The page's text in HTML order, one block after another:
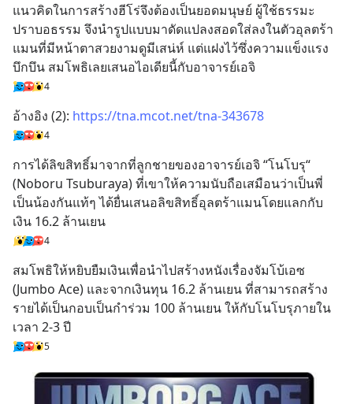
แนวคิดในการสร้างฮีโร่จึงต้องเป็นยอดมนุษย์ ผู้ใช้ธรรมะ
ปราบอธรรม จึงนำรูปแบบมาดัดแปลงสอดใส่ลงในตัวอุลตร้า
แมนที่มีหน้าตาสวยงามดูมีเสน่ห์ แต่แฝงไว้ซึ่งความแข็งแรง
บึกบึน สมโพธิเลยเสนอไอเดียนี้กับอาจารย์เอจิ
4
อ้างอิง (2): https://tna.mcot.net/tna-343678
4
การได้ลิขสิทธิ์มาจากที่ลูกชายของอาจารย์เอจิ “โนโบรุ“
(Noboru Tsuburaya) ที่เขาให้ความนับถือเสมือนว่าเป็นพี่
เป็นน้องกันแท้ๆ ได้ยื่นเสนอลิขสิทธิ์อุลตร้าแมนโดยแลกกับ
เงิน 16.2 ล้านเยน
4
สมโพธิให้หยิบยืมเงินเพื่อนำไปสร้างหนังเรื่องจัมโบ้เอซ
(Jumbo Ace) และจากเงินทุน 16.2 ล้านเยน ที่สามารถสร้าง
รายได้เป็นกอบเป็นกำร่วม 100 ล้านเยน ให้กับโนโบรุภายใน
เวลา 2-3 ปี
5